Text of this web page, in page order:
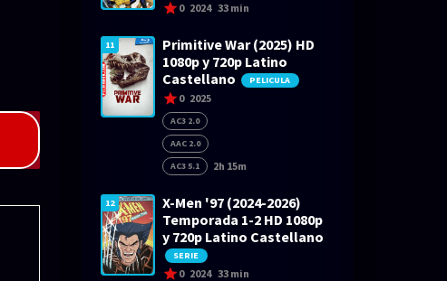
0 2024 33 min
11
Primitive War (2025) HD
1080p y 720p Latino
Castellano
PELICULA
0 2025
AC3 2.0
AAC 2.0
AC3 5.1
2h 15m
12
X-Men '97 (2024-2026)
Temporada 1-2 HD 1080p
y 720p Latino Castellano
SERIE
0 2024 33 min